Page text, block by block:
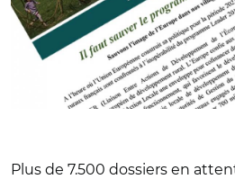
Plus de 7.500 dossiers en